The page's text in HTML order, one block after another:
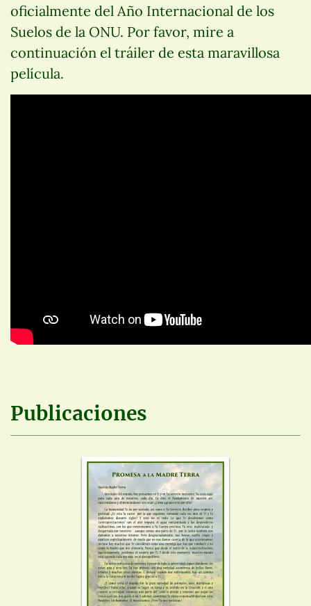
oficialmente del Año Internacional de los
Suelos de la ONU. Por favor, mire a
continuación el tráiler de esta maravillosa
película.
Publicaciones